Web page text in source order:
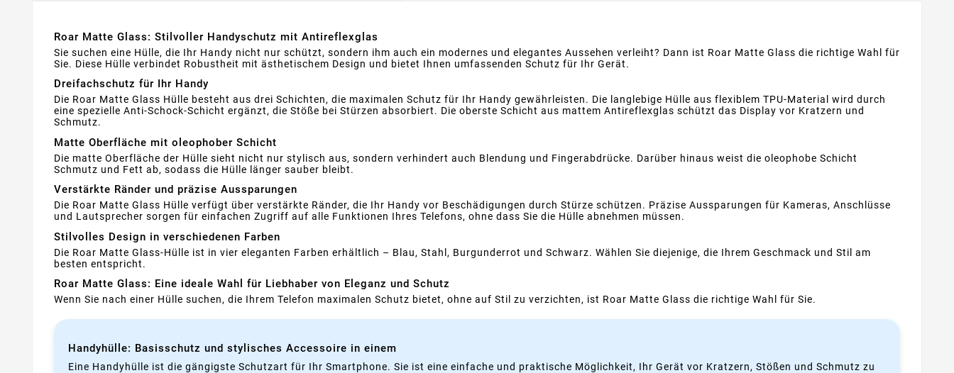
Roar Matte Glass: Stilvoller Handyschutz mit Antireflexglas
Sie suchen eine Hülle, die Ihr Handy nicht nur schützt, sondern ihm auch ein modernes und elegantes Aussehen verleiht? Dann ist Roar Matte Glass die richtige Wahl für
Sie. Diese Hülle verbindet Robustheit mit ästhetischem Design und bietet Ihnen umfassenden Schutz für Ihr Gerät.
Dreifachschutz für Ihr Handy
Die Roar Matte Glass Hülle besteht aus drei Schichten, die maximalen Schutz für Ihr Handy gewährleisten. Die langlebige Hülle aus flexiblem TPU-Material wird durch
eine spezielle Anti-Schock-Schicht ergänzt, die Stöße bei Stürzen absorbiert. Die oberste Schicht aus mattem Antireflexglas schützt das Display vor Kratzern und
Schmutz.
Matte Oberfläche mit oleophober Schicht
Die matte Oberfläche der Hülle sieht nicht nur stylisch aus, sondern verhindert auch Blendung und Fingerabdrücke. Darüber hinaus weist die oleophobe Schicht
Schmutz und Fett ab, sodass die Hülle länger sauber bleibt.
Verstärkte Ränder und präzise Aussparungen
Die Roar Matte Glass Hülle verfügt über verstärkte Ränder, die Ihr Handy vor Beschädigungen durch Stürze schützen. Präzise Aussparungen für Kameras, Anschlüsse
und Lautsprecher sorgen für einfachen Zugriff auf alle Funktionen Ihres Telefons, ohne dass Sie die Hülle abnehmen müssen.
Stilvolles Design in verschiedenen Farben
Die Roar Matte Glass-Hülle ist in vier eleganten Farben erhältlich – Blau, Stahl, Burgunderrot und Schwarz. Wählen Sie diejenige, die Ihrem Geschmack und Stil am
besten entspricht.
Roar Matte Glass: Eine ideale Wahl für Liebhaber von Eleganz und Schutz
Wenn Sie nach einer Hülle suchen, die Ihrem Telefon maximalen Schutz bietet, ohne auf Stil zu verzichten, ist Roar Matte Glass die richtige Wahl für Sie.
Handyhülle: Basisschutz und stylisches Accessoire in einem
Eine Handyhülle ist die gängigste Schutzart für Ihr Smartphone. Sie ist eine einfache und praktische Möglichkeit, Ihr Gerät vor Kratzern, Stößen und Schmutz zu